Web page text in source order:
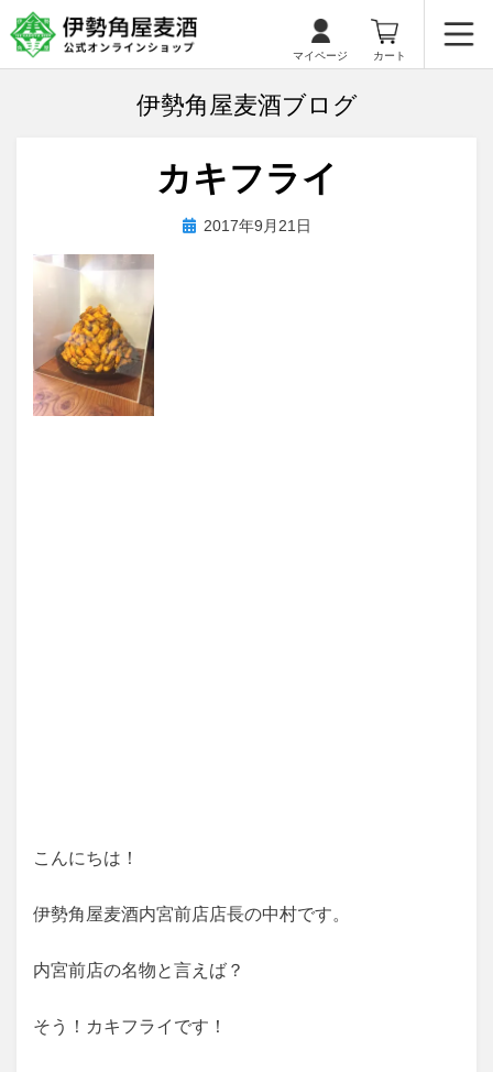
マイページ カート
伊勢角屋麦酒ブログ
カキフライ
投稿者biyagura.by
投 2017年9月21日
こんにちは！
伊勢角屋麦酒内宮前店店長の中村です。
内宮前店の名物と言えば？
そう！カキフライです！